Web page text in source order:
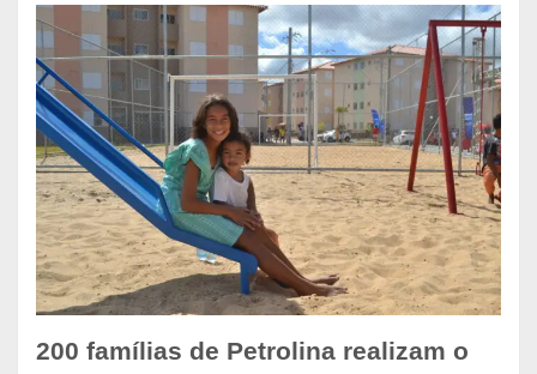
200 famílias de Petrolina realizam o